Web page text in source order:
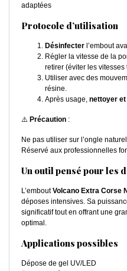
adaptées
Protocole d’utilisation
Désinfecter l’embout
Régler la vitesse de la
retirer (éviter les vitesses
Utiliser avec des
résine.
Après usage, nettoyer
⚠️ Précaution :
Ne pas utiliser sur l’ongle
Réservé aux professionnelles
Un outil pensé pour les
L’emboutVolcano Extra Corse
déposes intensives. Sa
significatif tout en offrant une
optimal.
Applications possibles
Dépose de gel UV/LED